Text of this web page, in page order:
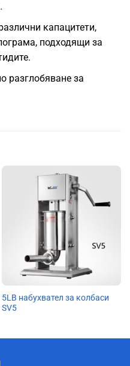
капацитети,
подходящи за
разглобяване за
5LB набухвател за колбаси
SV5